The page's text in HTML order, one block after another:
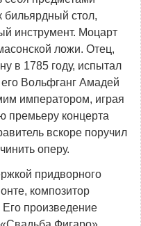
бильярдный стол,
инструмент. Моцарт
ложи. Отец,
в 1785 году, испытал
Вольфганг Амадей
императором, играя
премьеру концерта
вскоре поручил
оперу.
придворного
композитор
Его произведение